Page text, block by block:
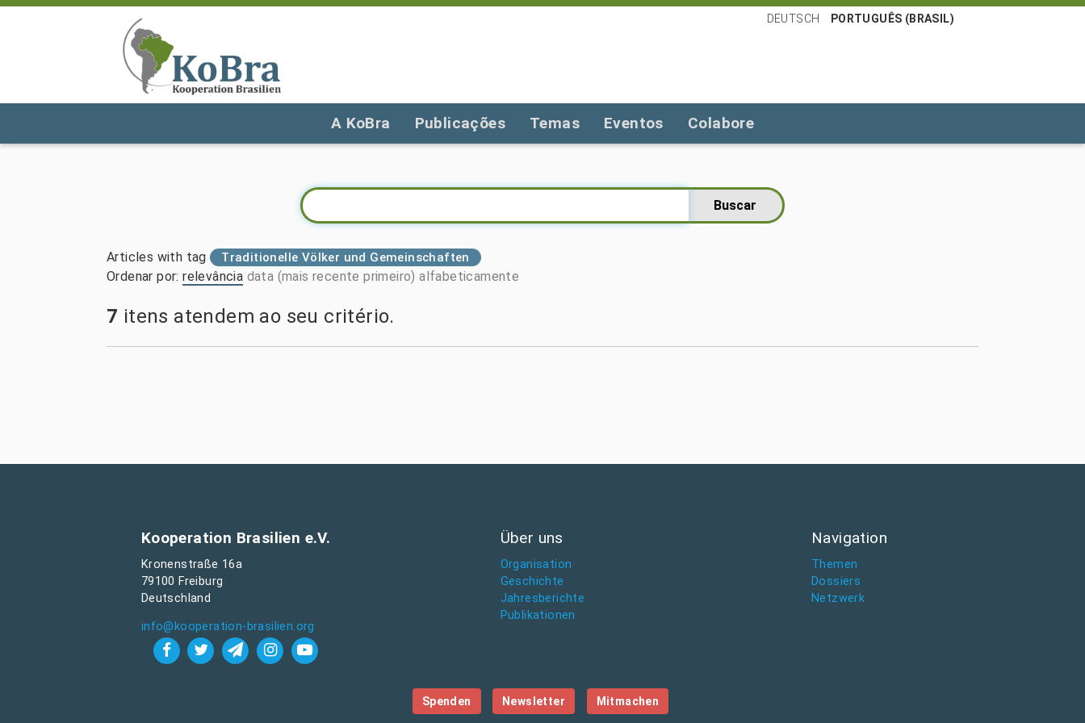
DEUTSCH PORTUGUÊS (BRASIL)
A KoBra Publicações Temas Eventos Colabore
Articles with tag Traditionelle Völker und Gemeinschaften
Ordenar por:relevância data (mais recente primeiro) alfabeticamente
7 itens atendem ao seu critério.
Kooperation Brasilien e.V.
Kronenstraße 16a
79100 Freiburg
Deutschland
info@kooperation-brasilien.org
Über uns
Organisation
Geschichte
Jahresberichte
Publikationen
Navigation
Themen
Dossiers
Netzwerk
Spenden Newsletter Mitmachen